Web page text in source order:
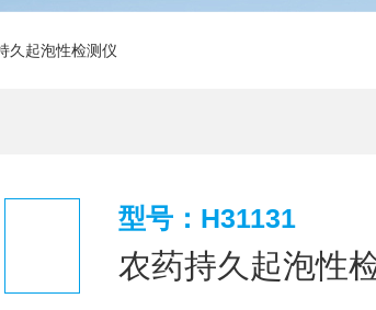
久起泡性检测仪
型号：H31131
农药持久起泡性